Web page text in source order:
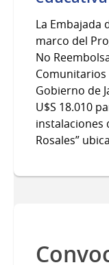
La Embajada
marco del
No
Comunitarios
Gobierno de
U$S 18.010
instalaciones
Rosales”